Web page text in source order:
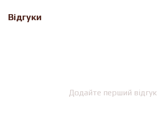
Відгуки
Додайте перший відгук